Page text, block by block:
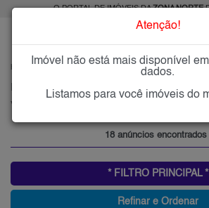
O PORTAL DE IMÓVEIS DAZONA NORTE
VILA DIONISIA
Imóveis à Venda na Vila Dionisia, Zona
Vila Dionisia, Zona Norte
18 anúncios encontrados
* FILTRO PRINCIPAL *
Refinar e Ordenar
Atenção!
Imóvel não está mais disponível
dados.
Listamos para você imóveis do